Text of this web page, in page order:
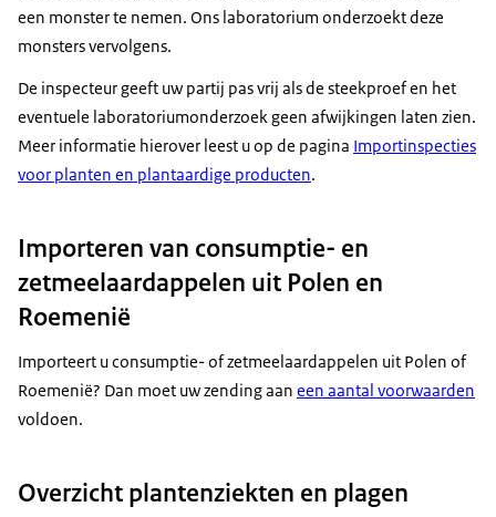
een monster te nemen. Ons laboratorium onderzoekt deze
monsters vervolgens.
De inspecteur geeft uw partij pas vrij als de steekproef en het
eventuele laboratoriumonderzoek geen afwijkingen laten zien.
Meer informatie hierover leest u op de pagina Importinspecties
voor planten en plantaardige producten.
Importeren van consumptie- en
zetmeelaardappelen uit Polen en
Roemenië
Importeert u consumptie- of zetmeelaardappelen uit Polen of
Roemenië? Dan moet uw zending aan een aantal voorwaarden
voldoen.
Overzicht plantenziekten en plagen